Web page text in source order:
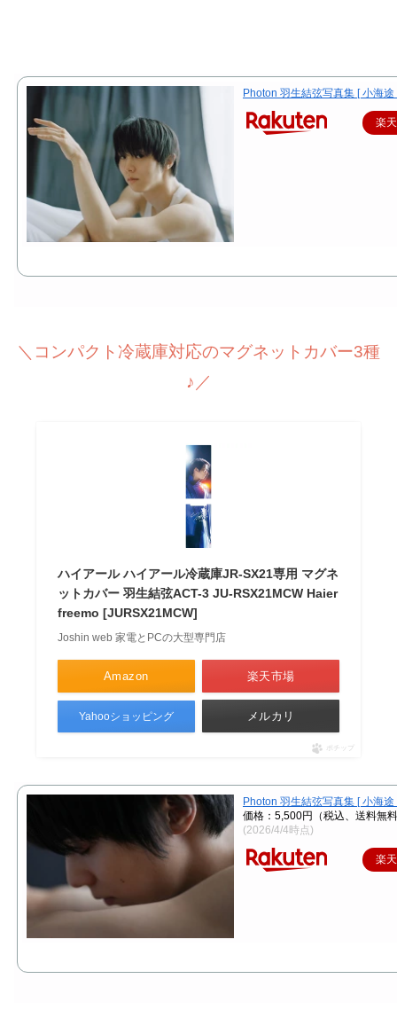
Photon 羽生結弦写真集 [ 小海途
楽
＼コンパクト冷蔵庫対応のマグネットカバー3種
♪／
ハイアール ハイアール冷蔵庫JR-SX21専用 マグネ
ットカバー 羽生結弦ACT-3 JU-RSX21MCW Haier
freemo [JURSX21MCW]
Joshin web 家電とPCの大型専門店
Amazon 楽天市場
Yahooショッピング メルカリ
ポチップ
Photon 羽生結弦写真集 [ 小海途
価格：5,500円（税込、送料無
(2026/4/4時点)
楽